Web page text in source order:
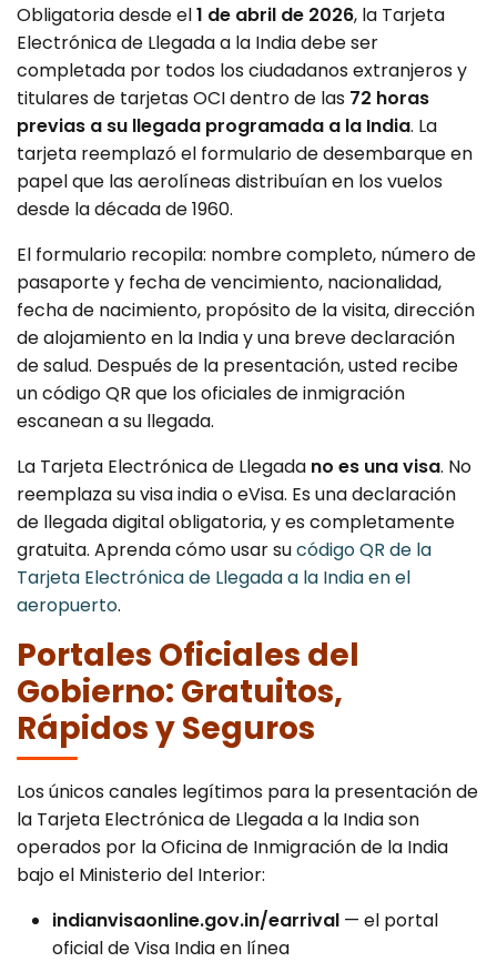
Obligatoria desde el1 de abril de 2026, la Tarjeta
Electrónica de Llegada a la India debe ser
completada por todos los ciudadanos extranjeros y
titulares de tarjetas OCI dentro de las 72 horas
previas a su llegada programada a la India. La
tarjeta reemplazó el formulario de desembarque en
papel que las aerolíneas distribuían en los vuelos
desde la década de 1960.
El formulario recopila: nombre completo, número de
pasaporte y fecha de vencimiento, nacionalidad,
fecha de nacimiento, propósito de la visita, dirección
de alojamiento en la India y una breve declaración
de salud. Después de la presentación, usted recibe
un código QR que los oficiales de inmigración
escanean a su llegada.
La Tarjeta Electrónica de Llegada no es una visa. No
reemplaza su visa india o eVisa. Es una declaración
de llegada digital obligatoria, y es completamente
gratuita. Aprenda cómo usar sucódigo QR de la
Tarjeta Electrónica de Llegada a la India en el
aeropuerto.
Portales Oficiales del
Gobierno: Gratuitos,
Rápidos y Seguros
Los únicos canales legítimos para la presentación de
la Tarjeta Electrónica de Llegada a la India son
operados por la Oficina de Inmigración de la India
bajo el Ministerio del Interior:
indianvisaonline.gov.in/earrival — el portal
oficial de Visa India en línea